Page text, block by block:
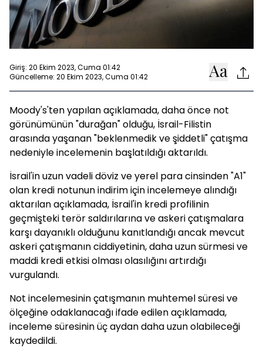
Giriş: 20 Ekim 2023, Cuma 01:42
Güncelleme: 20 Ekim 2023, Cuma 01:42
Moody's'ten yapılan açıklamada, daha önce not
görünümünün "durağan" olduğu, İsrail-Filistin
arasında yaşanan "beklenmedik ve şiddetli" çatışma
nedeniyle incelemenin başlatıldığı aktarıldı.
İsrail'in uzun vadeli döviz ve yerel para cinsinden "A1"
olan kredi notunun indirim için incelemeye alındığı
aktarılan açıklamada, İsrail'in kredi profilinin
geçmişteki terör saldırılarına ve askeri çatışmalara
karşı dayanıklı olduğunu kanıtlandığı ancak mevcut
askeri çatışmanın ciddiyetinin, daha uzun sürmesi ve
maddi kredi etkisi olması olasılığını artırdığı
vurgulandı.
Not incelemesinin çatışmanın muhtemel süresi ve
ölçeğine odaklanacağı ifade edilen açıklamada,
inceleme süresinin üç aydan daha uzun olabileceği
kaydedildi.